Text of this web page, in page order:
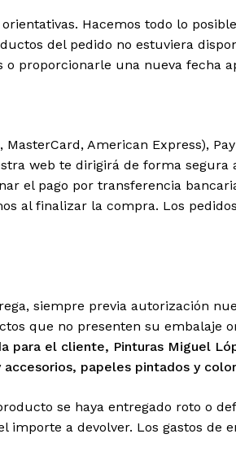
Hacemos todo lo
del pedido no estuviera
proporcionarle una nueva fecha
American Express),
web te dirigirá de forma segura
el pago por transferencia
al finalizar la compra. Los
siempre previa autorización
que no presenten su embalaje
para el cliente, Pinturas Miguel
papeles pintados y
se haya entregado roto o
a devolver. Los gastos de